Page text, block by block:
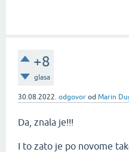
+8
glasa
30.08.2022. odgovor od Marin
Da, znala je!!!
I to zato je po novome